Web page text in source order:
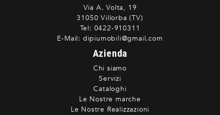
Via A. Volta, 19
31050 Villorba (TV)
Tel: 0422-910311
E-Mail: dipiumobili@gmail.com
Azienda
Chi siamo
Servizi
Cataloghi
Le Nostre marche
Le Nostre Realizzazioni